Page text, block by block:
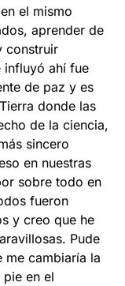
el mismo
aprender de
construir
influyó ahí fue
de paz y es
donde las
de la ciencia,
sincero
en nuestras
sobre todo en
fueron
y creo que he
Pude
me cambiaría la
en el